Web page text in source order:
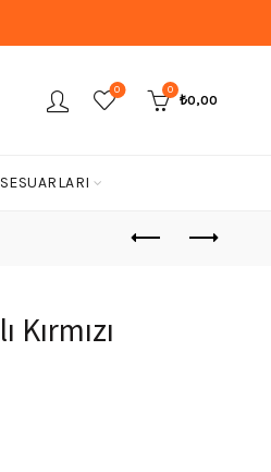
0 0
₺0,00